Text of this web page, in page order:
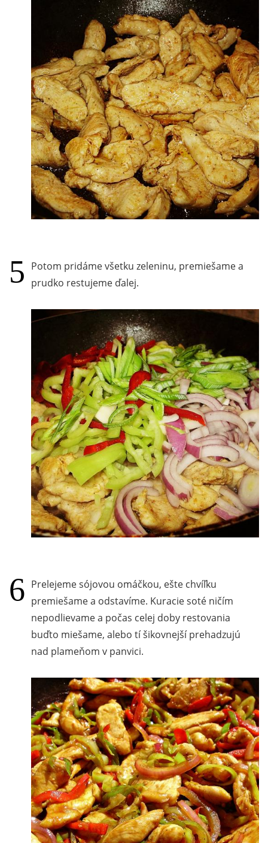
Potom pridáme všetku zeleninu, premiešame a
prudko restujeme ďalej.
Prelejeme sójovou omáčkou, ešte chvíľku
premiešame a odstavíme. Kuracie soté ničím
nepodlievame a počas celej doby restovania
buďto miešame, alebo tí šikovnejší prehadzujú
nad plameňom v panvici.